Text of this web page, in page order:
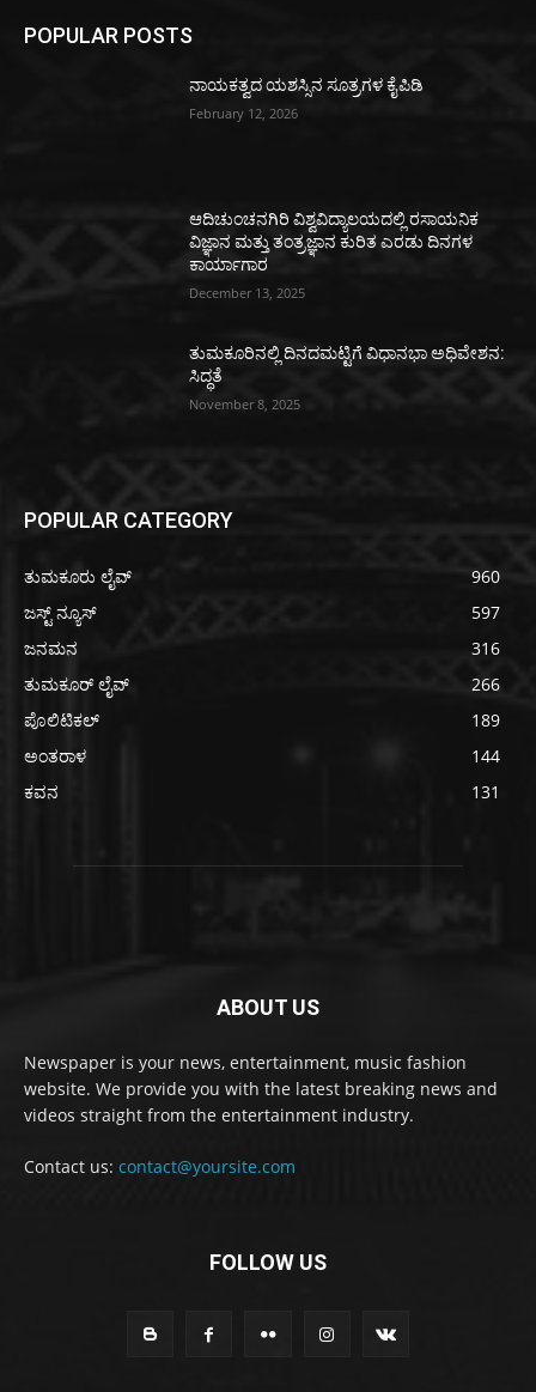
POPULAR POSTS
ನಾಯಕತ್ವದ ಯಶಸ್ಸಿನ ಸೂತ್ರಗಳ ಕೈಪಿಡಿ
February 12, 2026
ಆದಿಚುಂಚನಗಿರಿ ವಿಶ್ವವಿದ್ಯಾಲಯದಲ್ಲಿ ರಸಾಯನಿಕ
ವಿಜ್ಞಾನ ಮತ್ತು ತಂತ್ರಜ್ಞಾನ ಕುರಿತ ಎರಡು ದಿನಗಳ
ಕಾರ್ಯಾಗಾರ
December 13, 2025
ತುಮಕೂರಿನಲ್ಲಿ ದಿನದಮಟ್ಟಿಗೆ ವಿಧಾನಭಾ ಅಧಿವೇಶನ:
ಸಿದ್ಧತೆ
November 8, 2025
POPULAR CATEGORY
ತುಮಕೂರು ಲೈವ್
960
ಜಸ್ಟ್ ನ್ಯೂಸ್
597
ಜನಮನ
316
ತುಮಕೂರ್ ಲೈವ್
266
ಪೊಲಿಟಿಕಲ್
189
ಅಂತರಾಳ
144
ಕವನ
131
ABOUT US
Newspaper is your news, entertainment, music fashion
website. We provide you with the latest breaking news and
videos straight from the entertainment industry.
Contact us: contact@yoursite.com
FOLLOW US